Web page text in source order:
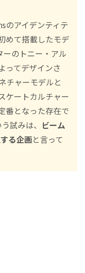
のアイデンティテ
めて搭載したモデ
ーのトニー・アル
ってデザインさ
チャーモデルと
ケートカルチャー
番となった存在で
試みは、 ビーム
る企画と言って